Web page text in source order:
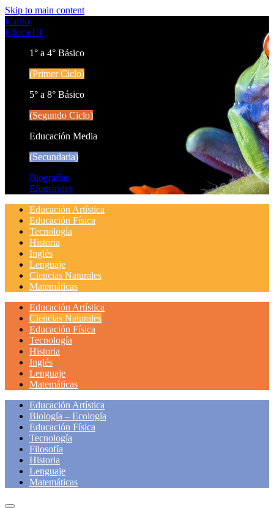
Skip to main content
Icarito
Educa LT
1° a 4° Básico
(Primer Ciclo)
5° a 8° Básico
(Segundo Ciclo)
Educación Media
(Secundaria)
Biografías
Efemérides
Educación Artística
Educación Física
Tecnología
Historia
Inglés
Lenguaje
Ciencias Naturales
Matemáticas
Educación Artística
Ciencias Naturales
Educación Física
Tecnología
Historia
Inglés
Lenguaje
Matemáticas
Educación Artística
Biología – Ecología
Educación Física
Tecnología
Filosofía
Historia
Lenguaje
Matemáticas